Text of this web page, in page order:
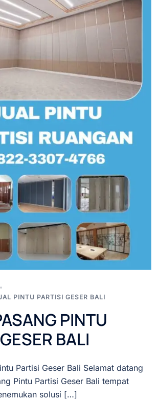
PINTU PARTISI GESER BALI
PINTU
BALI
Partisi Geser Bali Selamat datang
Pintu Partisi Geser Bali tempat
solusi […]